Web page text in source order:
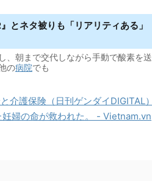
とネタ被りも「リアリティある」
、朝まで交代しながら手動で酸素を送
の病院でも
介護保険（日刊ゲンダイDIGITAL）
婦の命が救われた。 - Vietnam.vn